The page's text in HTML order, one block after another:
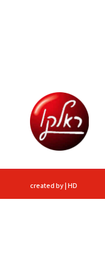
created by | HD